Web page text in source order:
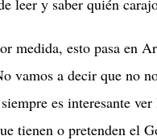
leer y saber quién
medida, esto pasa en
vamos a decir que no
es interesante ver
tienen o pretenden el